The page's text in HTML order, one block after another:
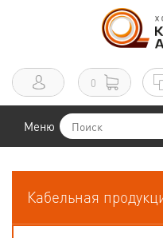
0
Меню
Кабельная